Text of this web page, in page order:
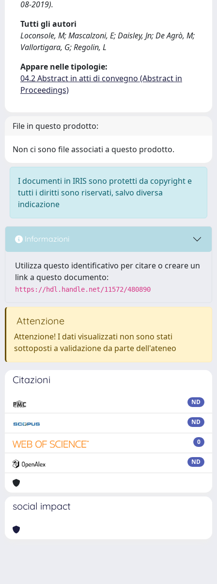
08-2019).
Tutti gli autori
Loconsole, M; Mascalzoni, E; Daisley, Jn; De Agrò, M;
Vallortigara, G; Regolin, L
Appare nelle tipologie:
04.2 Abstract in atti di convegno (Abstract in
Proceedings)
File in questo prodotto:
Non ci sono file associati a questo prodotto.
I documenti in IRIS sono protetti da copyright e
tutti i diritti sono riservati, salvo diversa
indicazione
Informazioni
Utilizza questo identificativo per citare o creare un
link a questo documento:
https://hdl.handle.net/11572/480890
Attenzione
Attenzione! I dati visualizzati non sono stati
sottoposti a validazione da parte dell'ateneo
Citazioni
ND
ND
0
ND
social impact